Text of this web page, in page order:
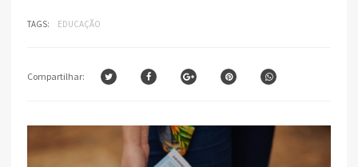
TAGS: EDUCAÇÃO
Compartilhar: